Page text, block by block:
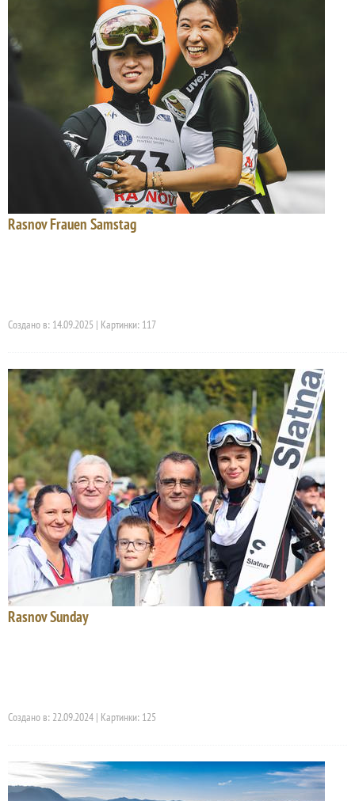
Rasnov Frauen Samstag
Создано в: 14.09.2025 | Картинки: 117
Rasnov Sunday
Создано в: 22.09.2024 | Картинки: 125